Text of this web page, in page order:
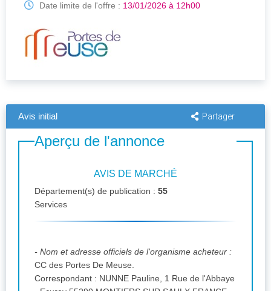
Date limite de l'offre : 13/01/2026 à 12h00
Avis initial Partager
Aperçu de l'annonce
AVIS DE MARCHÉ
Département(s) de publication : 55
Services
- Nom et adresse officiels de l'organisme acheteur :
CC des Portes De Meuse.
Correspondant : NUNNE Pauline, 1 Rue de l'Abbaye